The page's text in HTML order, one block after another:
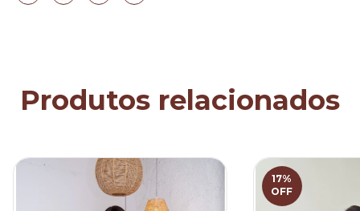
Produtos relacionados
17%
OFF